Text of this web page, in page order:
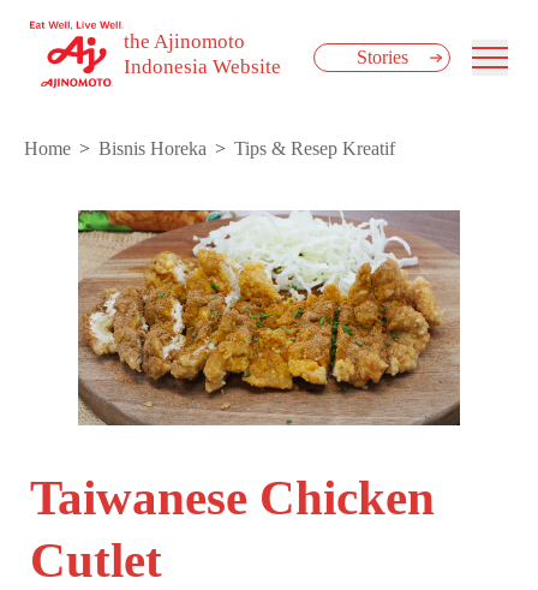
the Ajinomoto
Indonesia Website
Stories
Home Bisnis Horeka Tips & Resep Kreatif
Taiwanese Chicken
Cutlet